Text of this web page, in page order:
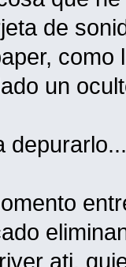
de
como
un
depurarlo...
ati,